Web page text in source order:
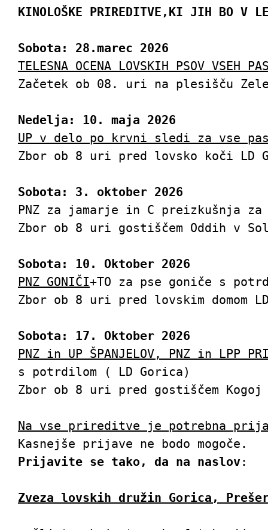
KINOLOŠKE PRIREDITVE, KI JIH BO V
Sobota: 28.marec 2026
TELESNA OCENA LOVSKIH PSOV VSEH
Začetek ob 08. uri na plesišču
Nedelja: 10. maja 2026
UP v delo po krvni sledi za vse
Zbor ob 8 uri pred lovsko koči LD
Sobota: 3. oktober 2026
PNZ za jamarje in C preizkušnja
Zbor ob 8 uri gostiščem Oddih v
Sobota: 10. Oktober 2026
PNZ GONIČI+TO za pse goniče s
Zbor ob 8 uri pred lovskim domom
Sobota: 17. Oktober 2026
PNZ in UP ŠPANJELOV, PNZ in LPP
s potrdilom ( LD Gorica)
Zbor ob 8 uri pred gostiščem
Na vse prireditve je potrebna
Prijavite se tako, da na naslov:
Zveza lovskih družin Gorica,
PODATKI O ZVEZI
Zveza lovskih družin Gorica
Prešernova ulica 17
5000 Nova Gorica
MŠ: 5104394000
Email:info@zldgorica.si
Tel: +386 31 701 901
KJE SMO